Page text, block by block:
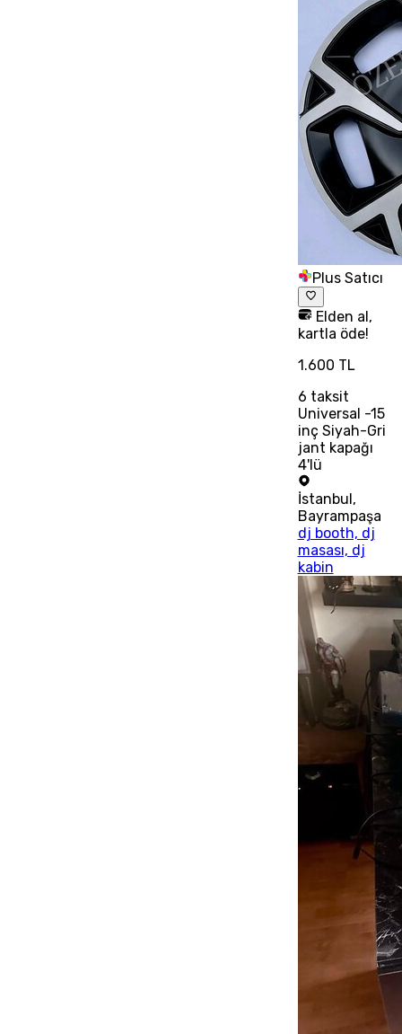
Plus Satıcı
Elden al,
kartla öde!
1.600 TL
6 taksit
Universal -15
inç Siyah-Gri
jant kapağı
4'lü
İstanbul,
Bayrampaşa
dj booth, dj
masası, dj
kabin